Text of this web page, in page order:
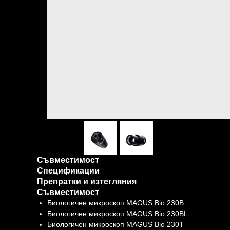
Съвместимост
Спецификации
Препратки и изтегляния
Съвместимост
Биологичен микроскоп MAGUS Bio 230B
Биологичен микроскоп MAGUS Bio 230BL
Биологичен микроскоп MAGUS Bio 230T